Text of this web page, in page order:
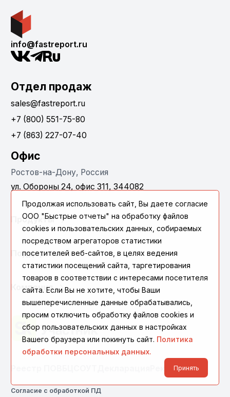
info@fastreport.ru
Отдел продаж
sales@fastreport.ru
+7 (800) 551-75-80
+7 (863) 227-07-40
Офис
Ростов-на-Дону, Россия
ул. Обороны 24, офис 311, 344082
Продукты
Поддержка
Компания
Реквизиты
Согласие с обработкой ПД
Продолжая использовать сайт, Вы даете согласие
ООО "Быстрые отчеты" на обработку файлов
cookies и пользовательских данных, собираемых
посредством агрегаторов статистики
посетителей веб-сайтов, в целях ведения
статистики посещений сайта, таргетирования
товаров в соответствии с интересами посетителя
сайта. Если Вы не хотите, чтобы Ваши
вышеперечисленные данные обрабатывались,
просим отключить обработку файлов cookies и
сбор пользовательских данных в настройках
Вашего браузера или покинуть сайт. Политика
обработки персональных данных.
Принять